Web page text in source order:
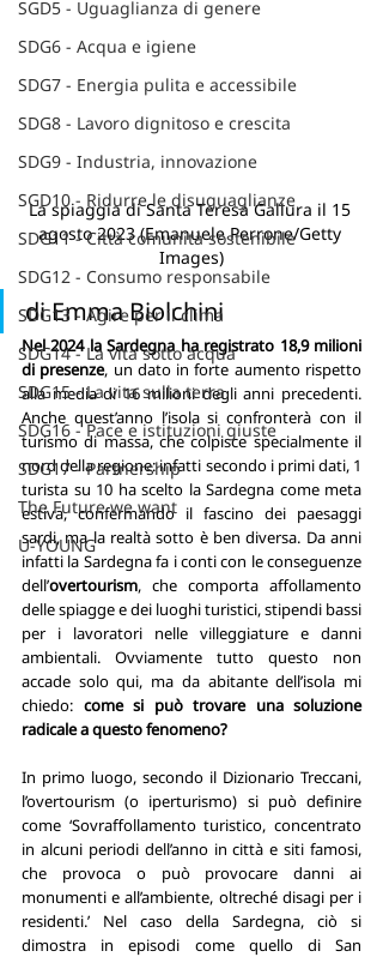
SGD5 - Uguaglianza di genere
SDG6 - Acqua e igiene
SDG7 - Energia pulita e accessibile
SDG8 - Lavoro dignitoso e crescita
SDG9 - Industria, innovazione
SGD10 - Ridurre le disuguaglianze
SDG11 - Città comunità sostenibile
SDG12 - Consumo responsabile
SDG13 - Agire per il clima
SDG14 - La vita sotto acqua
SDG15 - La vita sulla terra
SDG16 - Pace e istituzioni giuste
SDG17 - Partnership
The Future we want
U-YOUNG
La spiaggia di Santa Teresa Gallura il 15
agosto 2023 (Emanuele Perrone/Getty
Images)
di Emma Biolchini
Nel 2024 la Sardegna ha registrato 18,9 milioni
di presenze, un dato in forte aumento rispetto
alla media di 16 milioni degli anni precedenti.
Anche quest’anno l’isola si confronterà con il
turismo di massa, che colpisce specialmente il
nord della regione: infatti secondo i primi dati, 1
turista su 10 ha scelto la Sardegna come meta
estiva, confermando il fascino dei paesaggi
sardi, ma la realtà sotto è ben diversa. Da anni
infatti la Sardegna fa i conti con le conseguenze
dell’overtourism, che comporta affollamento
delle spiagge e dei luoghi turistici, stipendi bassi
per i lavoratori nelle villeggiature e danni
ambientali. Ovviamente tutto questo non
accade solo qui, ma da abitante dell’isola mi
chiedo: come si può trovare una soluzione
radicale a questo fenomeno?
In primo luogo, secondo il Dizionario Treccani,
l’overtourism (o iperturismo) si può definire
come ‘Sovraffollamento turistico, concentrato
in alcuni periodi dell’anno in città e siti famosi,
che provoca o può provocare danni ai
monumenti e all’ambiente, oltreché disagi per i
residenti.’ Nel caso della Sardegna, ciò si
dimostra in episodi come quello di San